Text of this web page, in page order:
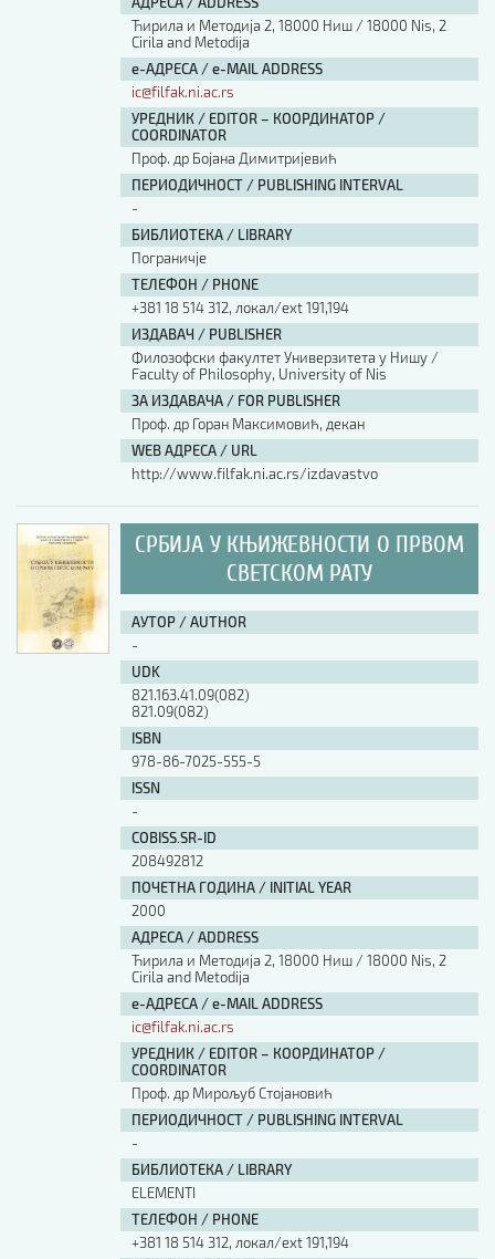
Ћирила и Методија 2, 18000 Ниш / 18000 Nis, 2
Cirila and Metodija
е-АДРЕСА / e-MAIL ADDRESS
ic@filfak.ni.ac.rs
УРЕДНИК / EDITOR – КООРДИНАТОР /
COORDINATOR
Проф. др Бојана Димитријевић
ПЕРИОДИЧНОСТ / PUBLISHING INTERVAL
-
БИБЛИОТЕКА / LIBRARY
Пограничје
ТЕЛЕФОН / PHONE
+381 18 514 312, локал/ext 191,194
ИЗДАВАЧ / PUBLISHER
Филозофски факултет Универзитета у Нишу /
Faculty of Philosophy, University of Nis
ЗА ИЗДАВАЧА / FOR PUBLISHER
Проф. др Горан Максимовић, декан
WEB АДРЕСА / URL
http://www.filfak.ni.ac.rs/izdavastvo
СРБИЈА У КЊИЖЕВНОСТИ О ПРВОМ
СВЕТСКОМ РАТУ
АУТОР / AUTHOR
-
UDK
821.163.41.09(082)
821.09(082)
ISBN
978-86-7025-555-5
ISSN
-
COBISS.SR-ID
208492812
ПОЧЕТНА ГОДИНА / INITIAL YEAR
2000
АДРЕСА / ADDRESS
Ћирила и Методија 2, 18000 Ниш / 18000 Nis, 2
Cirila and Metodija
е-АДРЕСА / e-MAIL ADDRESS
ic@filfak.ni.ac.rs
УРЕДНИК / EDITOR – КООРДИНАТОР /
COORDINATOR
Проф. др Мирољуб Стојановић
ПЕРИОДИЧНОСТ / PUBLISHING INTERVAL
-
БИБЛИОТЕКА / LIBRARY
ЕLEMENTI
ТЕЛЕФОН / PHONE
+381 18 514 312, локал/ext 191,194